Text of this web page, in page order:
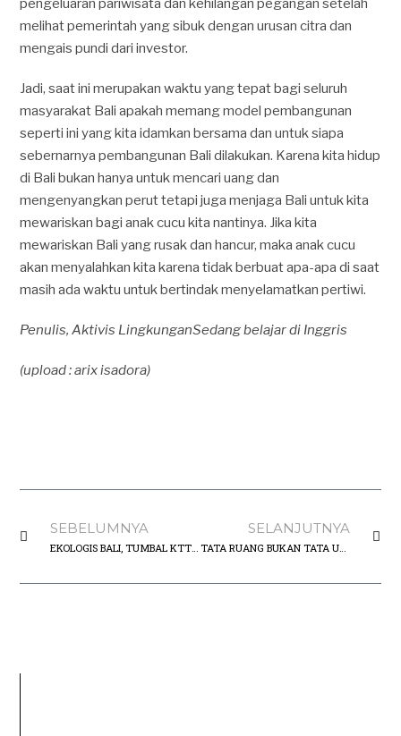
pengeluaran pariwisata dan kehilangan pegangan setelah
melihat pemerintah yang sibuk dengan urusan citra dan
mengais pundi dari investor.
Jadi, saat ini merupakan waktu yang tepat bagi seluruh
masyarakat Bali apakah memang model pembangunan
seperti ini yang kita idamkan bersama dan untuk siapa
sebernarnya pembangunan Bali dilakukan. Karena kita hidup
di Bali bukan hanya untuk mencari uang dan
mengenyangkan perut tetapi juga menjaga Bali untuk kita
mewariskan bagi anak cucu kita nantinya. Jika kita
mewariskan Bali yang rusak dan hancur, maka anak cucu
akan menyalahkan kita karena tidak berbuat apa-apa di saat
masih ada waktu untuk bertindak menyelamatkan pertiwi.
Penulis, Aktivis LingkunganSedang belajar di Inggris
(upload : arix isadora)
SEBELUMNYA
EKOLOGIS BALI, TUMBAL KTT APEC?
SELANJUTNYA
TATA RUANG BUKAN TATA UANG; Kertas Posisi, Forum Peduli Gumi Bali